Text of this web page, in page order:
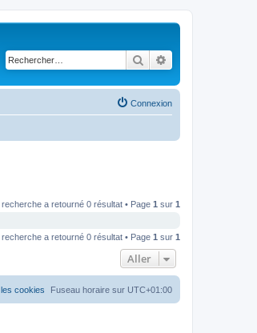
Rechercher
Connexion
recherche a retourné 0 résultat • Page 1 sur 1
recherche a retourné 0 résultat • Page 1 sur 1
Aller
Fuseau horaire sur UTC+01:00
cookies